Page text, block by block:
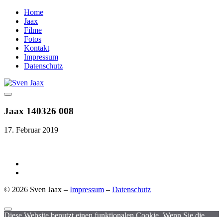
Home
Jaax
Filme
Fotos
Kontakt
Impressum
Datenschutz
Jaax 140326 008
17. Februar 2019
© 2026 Sven Jaax – Impressum – Datenschutz